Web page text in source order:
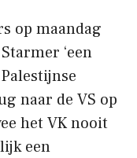
op maandag
‘een
naar de VS op
het VK nooit
een